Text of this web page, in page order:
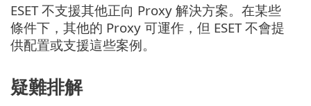
ESET 不支援其他正向 Proxy 解決方案。在某些
條件下，其他的 Proxy 可運作，但 ESET 不會提
供配置或支援這些案例。
疑難排解